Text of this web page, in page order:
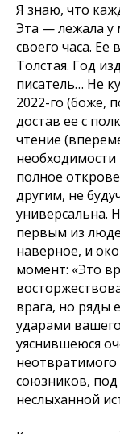
Я знаю, что
Эта — лежала у
своего часа. Ее
Толстая. Год
писатель… Не
2022-го (боже,
достав ее с
чтение
необходимости
полное
другим, не
универсальна.
первым из
наверное, и
момент: «Это
врага, но ряды
ударами
уяснившеюся
союзников,
неслыханной